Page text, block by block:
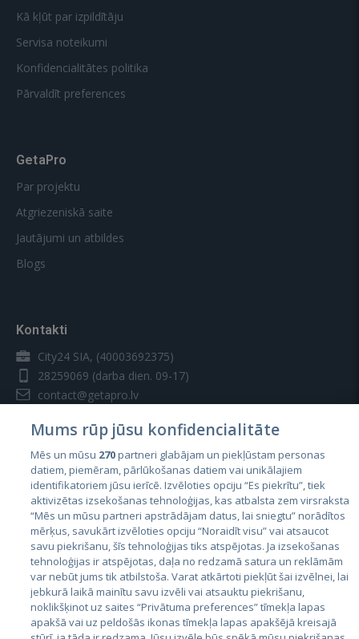
Kā kļūt par izpildītāju
Servisa noteikumi
Konfidencialitātes politika
Pārvaldīt preferences
GetaPro
Par projektu
Atgriezeniskā saite
Jautājumi un atbildes
Blogs
Kontakti
City24 SIA, (40003692375)
28259069 (darba dien. 09-17)
contact@getapro.lv
Valstis
Igaunija
Latvija
Lietuva
Mums rūp jūsu konfidencialitāte
Mēs un mūsu 270partneri glabājam un piekļūstam personas
datiem, piemēram, pārlūkošanas datiem vai unikālajiem
identifikatoriem jūsu ierīcē. Izvēloties opciju “Es piekrītu”, tiek
aktivizētas izsekošanas tehnoloģijas, kas atbalsta zem virsraksta
“Mēs un mūsu partneri apstrādājam datus, lai sniegtu” norādītos
mērķus, savukārt izvēloties opciju “Noraidīt visu” vai atsaucot
savu piekrišanu, šīs tehnoloģijas tiks atspējotas. Ja izsekošanas
tehnoloģijas ir atspējotas, daļa no redzamā satura un reklāmām
var nebūt jums tik atbilstoša. Varat atkārtoti piekļūt šai izvēlnei, lai
jebkurā laikā mainītu savu izvēli vai atsauktu piekrišanu,
noklikšķinot uz saites “Privātuma preferences” tīmekļa lapas
apakšā vai uz peldošās ikonas tīmekļa lapas apakšējā kreisajā